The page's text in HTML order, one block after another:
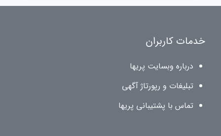
خدمات کاربران
درباره وبسایت پریها
تبلیغات و رپورتاژ آگهی
تماس با پشتیبانی پریها